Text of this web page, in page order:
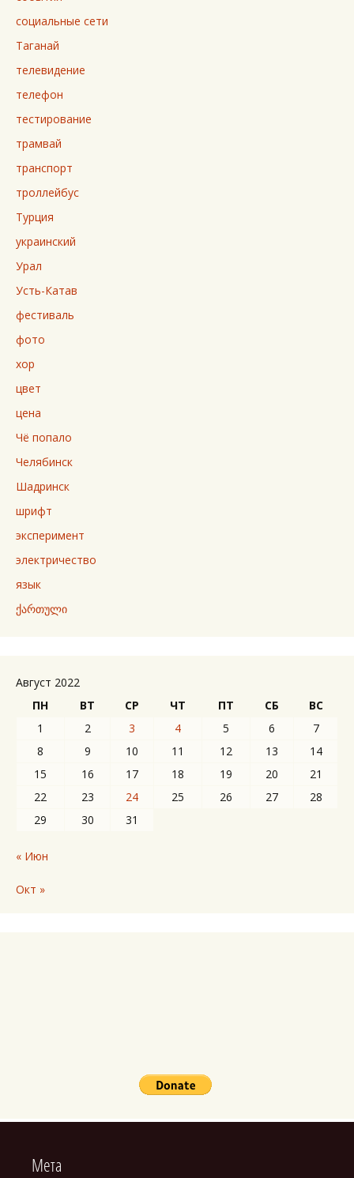
социальные сети
Таганай
телевидение
телефон
тестирование
трамвай
транспорт
троллейбус
Турция
украинский
Урал
Усть-Катав
фестиваль
фото
хор
цвет
цена
Чё попало
Челябинск
Шадринск
шрифт
эксперимент
электричество
язык
ქართული
Август 2022
ПН
ВТ СР ЧТ ПТ СБ
ВС
1
2 3 4 5 6
7
8
9 10 11 12 13
14
15
16 17 18 19 20
21
22
23 24 25 26 27
28
29
30 31
« Июн
Окт »
Мета